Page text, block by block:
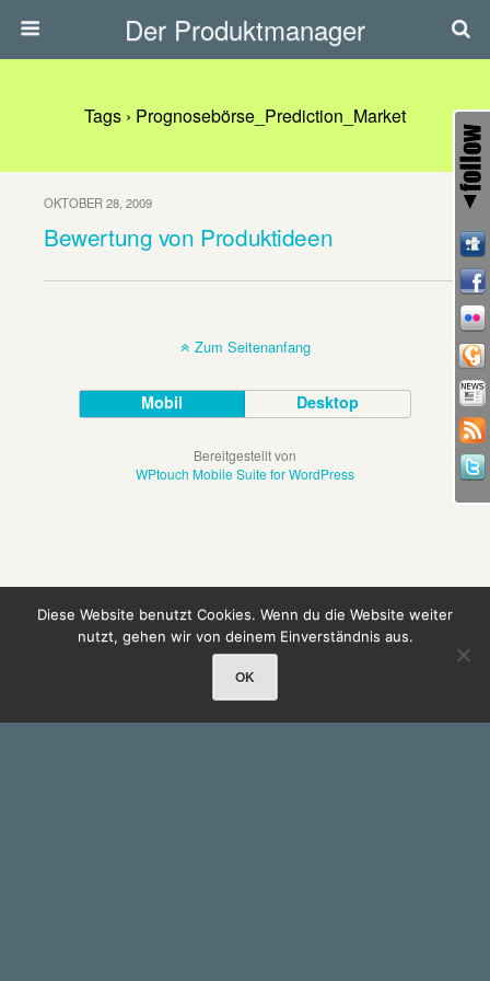
Der Produktmanager
Tags › Prognosebörse_Prediction_Market
OKTOBER 28, 2009
Bewertung von Produktideen
Zum Seitenanfang
Mobil Desktop
Bereitgestellt von
WPtouch Mobile Suite for WordPress
Diese Website benutzt Cookies. Wenn du die Website weiter
nutzt, gehen wir von deinem Einverständnis aus.
OK